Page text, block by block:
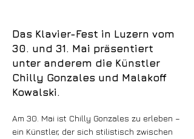
Das Klavier-Fest in Luzern vom
30. und 31. Mai präsentiert
unter anderem die Künstler
Chilly Gonzales und Malakoff
Kowalski.
Am 30. Mai ist Chilly Gonzales zu erleben –
ein Künstler, der sich stilistisch zwischen